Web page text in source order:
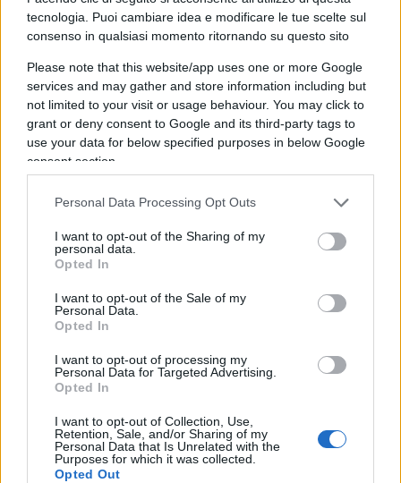
tecnologia. Puoi cambiare idea e modificare le tue scelte sul
consenso in qualsiasi momento ritornando su questo sito
Please note that this website/app uses one or more Google
services and may gather and store information including but
not limited to your visit or usage behaviour. You may click to
grant or deny consent to Google and its third-party tags to
use your data for below specified purposes in below Google
consent section.
Personal Data Processing Opt Outs
I want to opt-out of the Sharing of my
personal data.
Opted In
I want to opt-out of the Sale of my
Personal Data.
Opted In
I want to opt-out of processing my
Personal Data for Targeted Advertising.
Opted In
I want to opt-out of Collection, Use,
Retention, Sale, and/or Sharing of my
Personal Data that Is Unrelated with the
Purposes for which it was collected.
Opted Out
autorità israeliane hanno giustificato la misura
accusando Hamas di non aver ancora consegnato
del valico avverrà sotto la supervisione della
Missione di assistenza alle frontiere dell’Unione
europea e riguarderà sia persone sia veicoli.
Israele avrebbe inoltre sospeso alcune misure
restrittive contro Hamas, tra cui la riduzione degli
aiuti umanitari in ingresso nella Striscia.
E prosegue il dibattito sulle
di Hamas.
Il presidente dell’Autorità nazionale palestinese
Abu Mazenha condannato le violenze dei
terroristi a Gaza contro oppositori e presunti
massa compiute da Hamas e documentate a Gaza
nei giorni scorsi. Sono crimini efferati che non
hanno giustificazione e riflettono l’insistenza di
Hamas nel governare attraverso la forza e il
terrore” si legge in una nota della presidenza: